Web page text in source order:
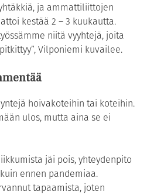
ja ammattiliittojen
kestää 2 – 3 kuukautta.
niitä vyyhtejä, joita
Vilponiemi kuvailee.
hoivakoteihin tai koteihin.
ulos, mutta aina se ei
jäi pois, yhteydenpito
ennen pandemiaa.
tapaamista, joten